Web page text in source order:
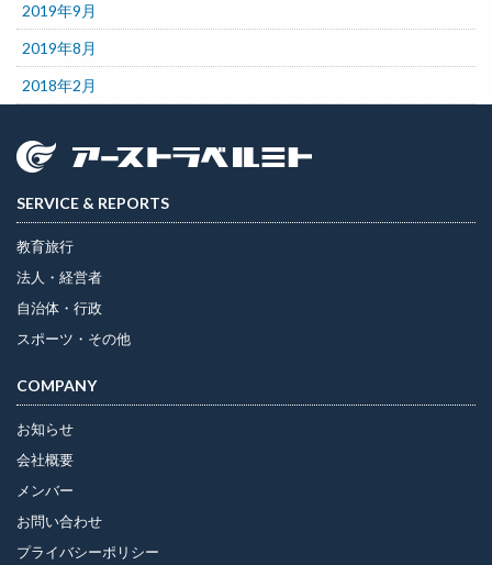
2019年9月
2019年8月
2018年2月
SERVICE & REPORTS
教育旅行
法人・経営者
自治体・行政
スポーツ・その他
COMPANY
お知らせ
会社概要
メンバー
お問い合わせ
プライバシーポリシー